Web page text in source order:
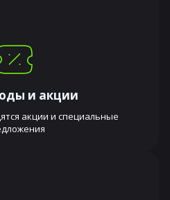
и акции
акции и специальные